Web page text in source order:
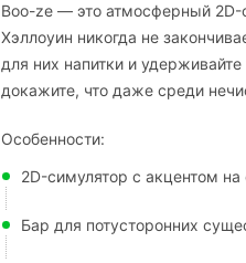
Boo-ze — это атмосферный
Хэллоуин никогда не
для них напитки и
докажите, что даже среди
Особенности:
2D-симулятор с акцентом
Бар для потусторонних